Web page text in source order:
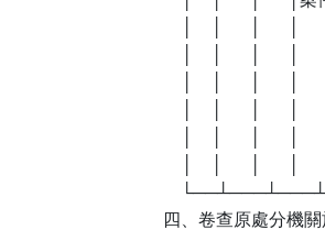
四、卷查原處分機